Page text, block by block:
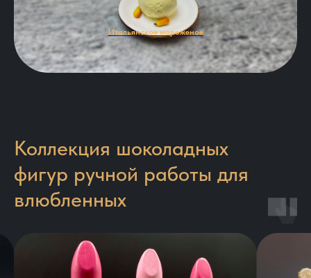
Итальянское мороженое
Коллекция шоколадных
фигур ручной работы для
влюбленных